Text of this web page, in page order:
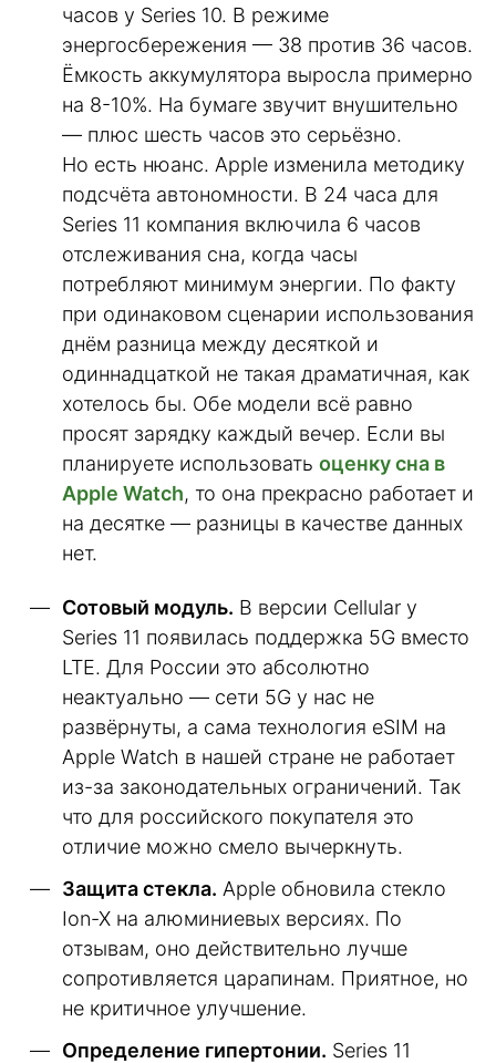
часов у Series 10. В режиме
энергосбережения — 38 против 36 часов.
Ёмкость аккумулятора выросла примерно
на 8-10%. На бумаге звучит внушительно
— плюс шесть часов это серьёзно.
Но есть нюанс. Apple изменила методику
подсчёта автономности. В 24 часа для
Series 11 компания включила 6 часов
отслеживания сна, когда часы
потребляют минимум энергии. По факту
при одинаковом сценарии использования
днём разница между десяткой и
одиннадцаткой не такая драматичная, как
хотелось бы. Обе модели всё равно
просят зарядку каждый вечер. Если вы
планируете использовать оценку сна в
Apple Watch, то она прекрасно работает и
на десятке — разницы в качестве данных
нет.
Сотовый модуль. В версии Cellular у
Series 11 появилась поддержка 5G вместо
LTE. Для России это абсолютно
неактуально — сети 5G у нас не
развёрнуты, а сама технология eSIM на
Apple Watch в нашей стране не работает
из-за законодательных ограничений. Так
что для российского покупателя это
отличие можно смело вычеркнуть.
Защита стекла. Apple обновила стекло
Ion-X на алюминиевых версиях. По
отзывам, оно действительно лучше
сопротивляется царапинам. Приятное, но
не критичное улучшение.
Определение гипертонии. Series 11